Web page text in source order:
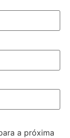
a próxima